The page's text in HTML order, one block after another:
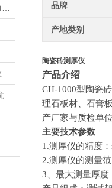
品牌
产地类别
陶瓷砖测厚仪
产品介绍
CH-1000型陶瓷
理石板材、石膏
产厂家与质检单
主要技术参数
1.测厚仪的精度
2.测厚仪的测量
3、最大测量厚度